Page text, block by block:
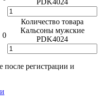
0
Количество товара
Кальсоны мужские
PDK4024
после регистрации и